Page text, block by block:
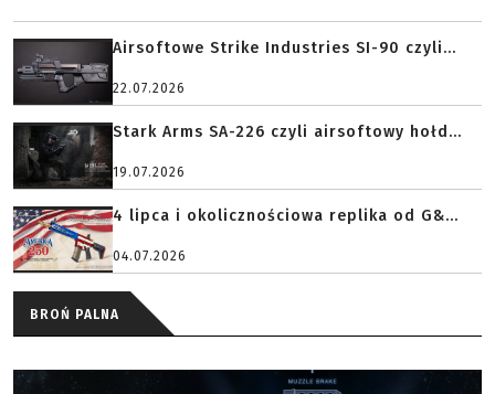
Airsoftowe Strike Industries SI-90 czyli...
22.07.2026
Stark Arms SA-226 czyli airsoftowy hołd...
19.07.2026
4 lipca i okolicznościowa replika od G&...
04.07.2026
BROŃ PALNA